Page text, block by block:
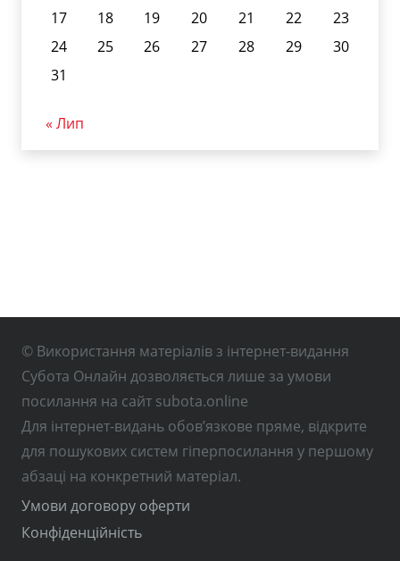
17
18 19 20 21 22
23
24
25 26 27 28 29
30
31
« Лип
© Використання матеріалів з інтернет-видання
Субота Онлайн дозволяється лише за умови
посилання на сайт subota.online
Для інтернет-видань обов’язкове пряме, відкрите
для пошукових систем гіперпосилання у першому
абзаці на конкретний матеріал.
Умови договору оферти
Конфіденційність